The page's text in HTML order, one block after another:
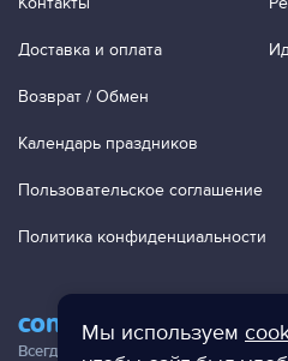
Мы используем
contact@ac-studio.ru
Всегда отвечаем на ваши письма!
Доставка и оплата
Возврат / Обмен
Календарь праздников
Пользовательское соглашение
Политика конфиденциальности